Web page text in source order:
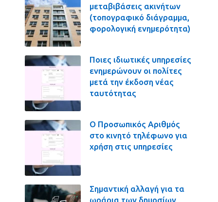
μεταβιβάσεις ακινήτων
(τοπογραφικό διάγραμμα,
φορολογική ενημερότητα)
Ποιες ιδιωτικές υπηρεσίες
ενημερώνουν οι πολίτες
μετά την έκδοση νέας
ταυτότητας
Ο Προσωπικός Αριθμός
στο κινητό τηλέφωνο για
χρήση στις υπηρεσίες
Σημαντική αλλαγή για τα
ωράρια των δημοσίων